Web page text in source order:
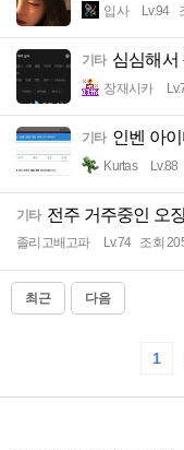
입사 Lv.94
기타 심심해서
장재시카
기타 인벤 아
Kurtas Lv.88
기타 전주 거주중인 오
졸리고배고파 Lv.74 조회
최근 다음
1